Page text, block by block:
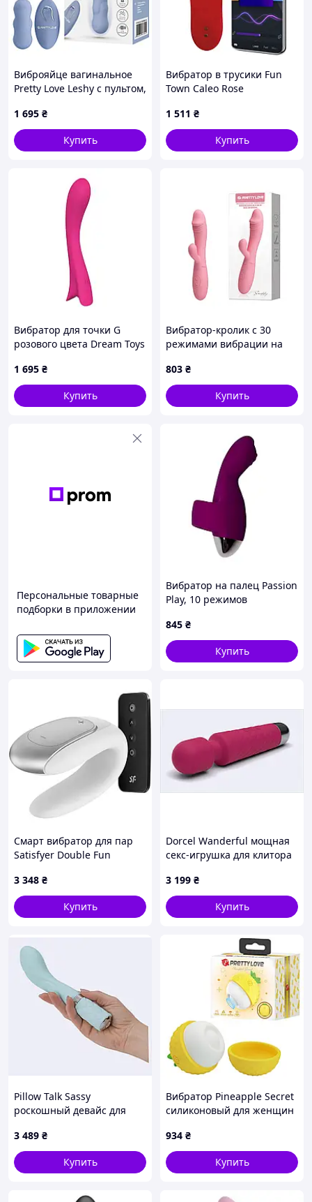
Виброяйце вагинальное
Pretty Love Leshy с пультом,
1 695 ₴
Купить
Вибратор в трусики Fun
Town Caleo Rose
1 511 ₴
Купить
Вибратор для точки G
розового цвета Dream Toys
1 695 ₴
Купить
Вибратор-кролик с 30
режимами вибрации на
Snappy Light Pink
803 ₴
Купить
Персональные товарные
подборки в приложении
Вибратор на палец Passion
Play, 10 режимов
845 ₴
Купить
Смарт вибратор для пар
Satisfyer Double Fun
3 348 ₴
Купить
Dorcel Wanderful мощная
секс-игрушка для клитора
3 199 ₴
Купить
Pillow Talk Sassy
роскошный девайс для
1E115845EM
3 489 ₴
Купить
Вибратор Pineapple Secret
силиконовый для женщин
для удовольствия
934 ₴
Купить